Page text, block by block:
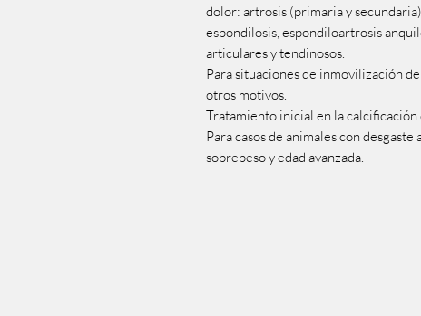
dolor: artrosis (primaria y
espondilosis, espondiloartrosis
articulares y tendinosos.
Para situaciones de inmovilización
otros motivos.
Tratamiento inicial en la
Para casos de animales con
sobrepeso y edad avanzada.